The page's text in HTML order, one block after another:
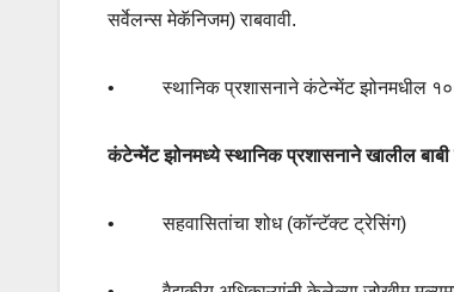
सर्वेलन्स मेकॅनिजम) राबवावी.
•स्थानिक प्रशासनाने कंटेन्मेंट झोनमधील
कंटेन्मेंट झोनमध्ये स्थानिक प्रशासनाने खालील बाबी
•सहवासितांचा शोध (कॉन्टॅक्ट ट्रेसिंग)